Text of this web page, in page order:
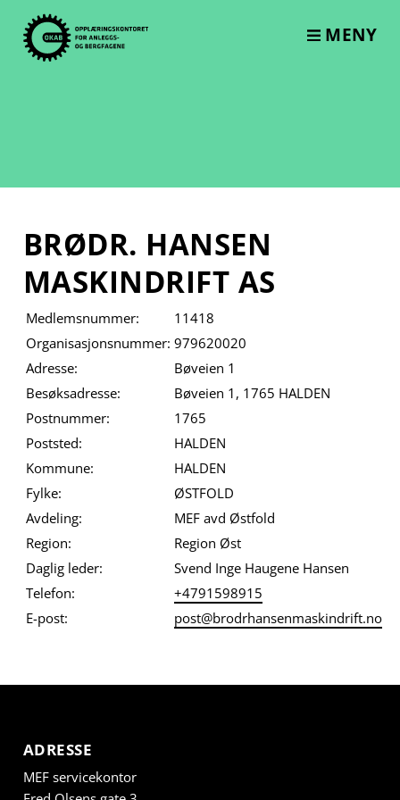
content
MENY
BRØDR. HANSEN
MASKINDRIFT AS
Medlemsnummer:
11418
Organisasjonsnummer: 979620020
Adresse:
Bøveien 1
Besøksadresse:
Bøveien 1, 1765 HALDEN
Postnummer:
1765
Poststed:
HALDEN
Kommune:
HALDEN
Fylke:
ØSTFOLD
Avdeling:
MEF avd Østfold
Region:
Region Øst
Daglig leder:
Svend Inge Haugene Hansen
Telefon:
+4791598915
E-post:
post@brodrhansenmaskindrift.no
ADRESSE
MEF servicekontor